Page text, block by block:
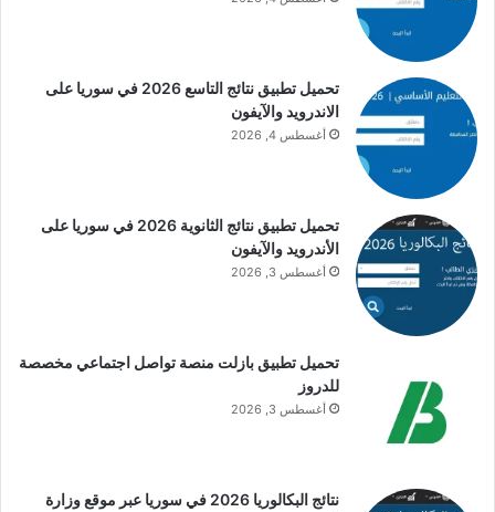
تحميل تطبيق نتائج التاسع 2026 في سوريا على
الاندرويد والآيفون
أغسطس 4, 2026
تحميل تطبيق نتائج الثانوية 2026 في سوريا على
الأندرويد والآيفون
أغسطس 3, 2026
تحميل تطبيق بازلت منصة تواصل اجتماعي مخصصة
للدروز
أغسطس 3, 2026
نتائج البكالوريا 2026 في سوريا عبر موقع وزارة